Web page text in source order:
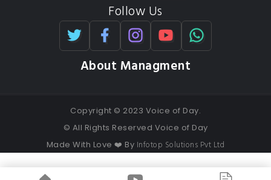
Follow Us
About Managment
Copyright © 2023 Voice of Day.
© All Rights Reserved Voice of Day
Made With Love ❤️ By Infotop Solutions Pvt Ltd